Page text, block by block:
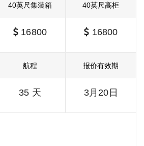
40英尺集装箱
16800
40英尺高柜
16800
航程
35 天
报价有效期
3月20日